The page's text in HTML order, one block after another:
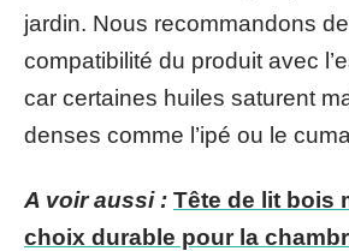
jardin. Nous recommandons
compatibilité du produit avec
car certaines huiles saturent
denses comme l’ipé ou le
A voir aussi : Tête de lit bois
choix durable pour la